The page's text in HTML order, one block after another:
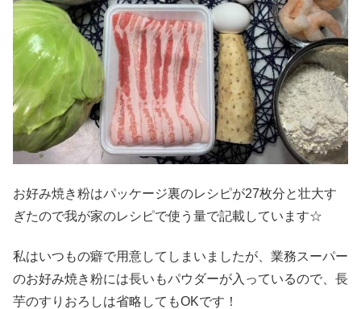
お好み焼き粉はパッケージ裏のレシピが27枚分と壮大す
ぎたので我が家のレシピで使う量で記載しています☆
私はいつもの癖で用意してしまいましたが、業務スーパー
のお好み焼き粉には長いもパウダーが入っているので、長
芋のすりおろしは省略してもOKです！